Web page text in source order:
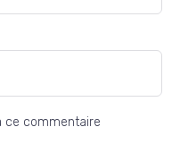
ce commentaire